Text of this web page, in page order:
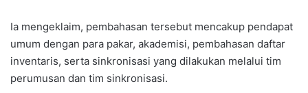
Ia mengeklaim, pembahasan tersebut mencakup pendapat
umum dengan para pakar, akademisi, pembahasan daftar
inventaris, serta sinkronisasi yang dilakukan melalui tim
perumusan dan tim sinkronisasi.